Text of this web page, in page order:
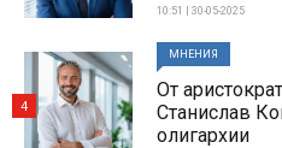
10:51 | 30-05-2025
МНЕНИЯ
От
Станислав
олигархии
4